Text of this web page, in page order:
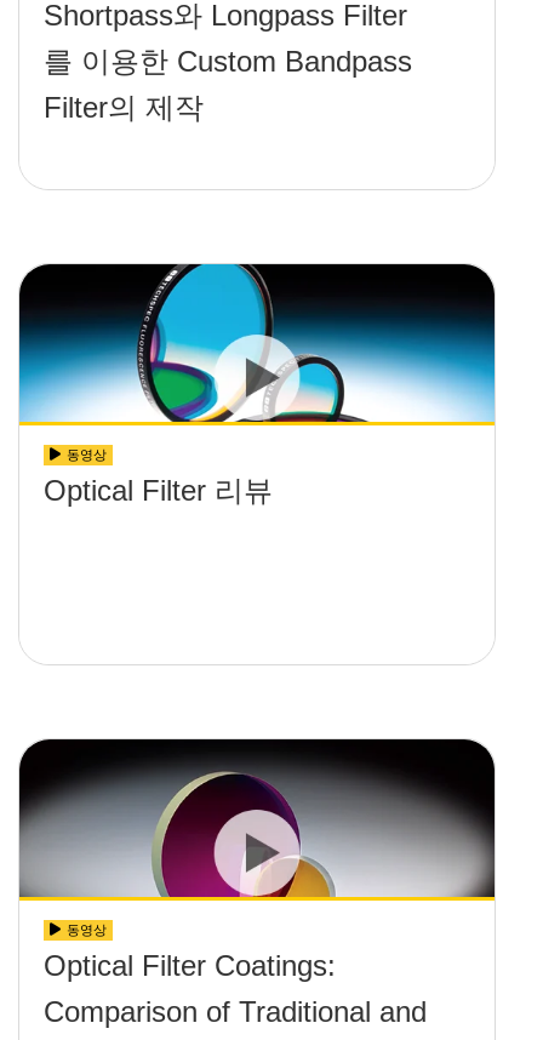
Shortpass와 Longpass Filter
를 이용한 Custom Bandpass
Filter의 제작
동영상
Optical Filter 리뷰
동영상
Optical Filter Coatings:
Comparison of Traditional and